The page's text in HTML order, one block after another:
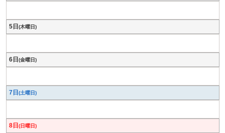
5日 (木曜日)
6日 (金曜日)
7日 (土曜日)
8日 (日曜日)